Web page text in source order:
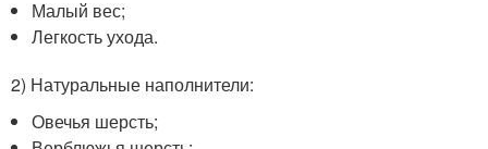
Малый вес;
Легкость ухода.
2) Натуральные наполнители:
Овечья шерсть;